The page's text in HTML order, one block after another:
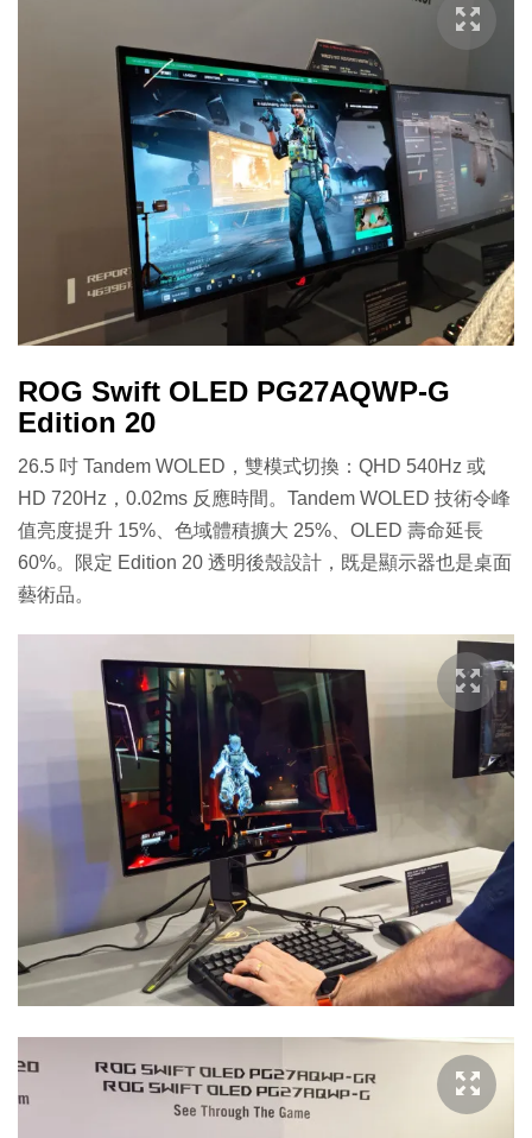
ROG Swift OLED PG27AQWP-G
Edition 20
26.5 吋 Tandem WOLED，雙模式切換：QHD 540Hz 或
HD 720Hz，0.02ms 反應時間。Tandem WOLED 技術令峰
值亮度提升 15%、色域體積擴大 25%、OLED 壽命延長
60%。限定 Edition 20 透明後殼設計，既是顯示器也是桌面
藝術品。